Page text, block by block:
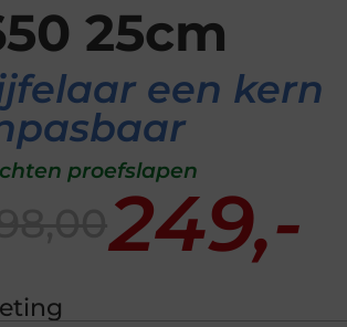
25cm
een kern
proefslapen
249,-